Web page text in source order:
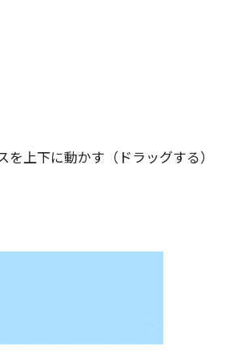
上下に動かす（ドラッグする）